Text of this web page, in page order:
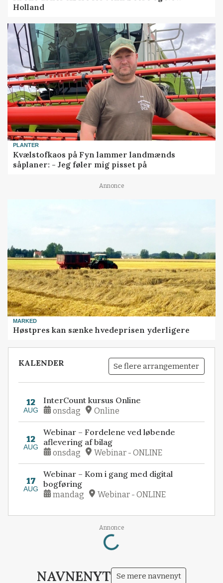
Holland
PLANTER
Kvælstofkaos på Fyn lammer landmænds
såplaner: - Jeg føler mig pisset på
Annonce
MARKED
Høstpres kan sænke hvedeprisen yderligere
KALENDER Se flere arrangementer
12
AUG
InterCount kursus Online
onsdag Online
12
AUG
Webinar – Fordelene ved løbende
aflevering af bilag
onsdag Webinar - ONLINE
17
AUG
Webinar – Kom i gang med digital
bogføring
mandag Webinar - ONLINE
Annonce
Loading...
NAVNENYT Se mere navnenyt